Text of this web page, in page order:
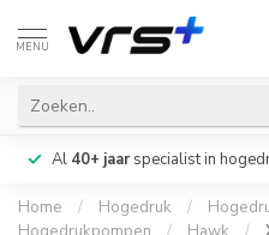
MENU
Al 40+ jaarspecialist in
Home / Hogedruk /